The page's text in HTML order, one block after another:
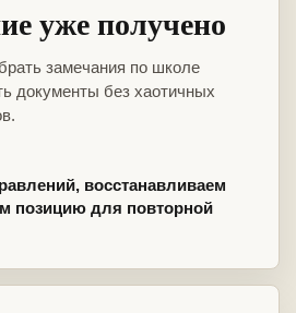
уже получено
замечания по школе
документы без хаотичных
восстанавливаем
позицию для повторной